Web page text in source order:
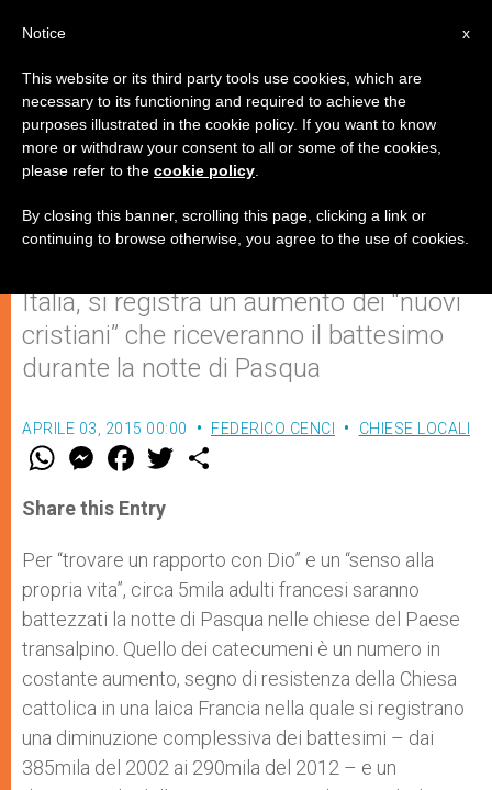
I catecumeni: un segno di
resistenza della Chiesa cattolica
Italia, si registra un aumento dei “nuovi
cristiani” che riceveranno il battesimo
durante la notte di Pasqua
APRILE 03, 2015 00:00 FEDERICO CENCI CHIESE LOCALI
W
t
s
p
p
M
e
s
e
g
e
r
F
a
e
b
o
k
w
r
Share this Entry
Per “trovare un rapporto con Dio” e un “senso alla
propria vita”, circa 5mila adulti francesi saranno
battezzati la notte di Pasqua nelle chiese del Paese
transalpino. Quello dei catecumeni è un numero in
costante aumento, segno di resistenza della Chiesa
cattolica in una laica Francia nella quale si registrano
una diminuzione complessiva dei battesimi – dai
385mila del 2002 ai 290mila del 2012 – e un
x
Notice
This website or its third party tools use cookies, which are
necessary to its functioning and required to achieve the
purposes illustrated in the cookie policy. If you want to know
more or withdraw your consent to all or some of the cookies,
please refer to the cookie policy
By closing this banner, scrolling this page, clicking a link or
continuing to browse otherwise, you agree to the use of cookies.